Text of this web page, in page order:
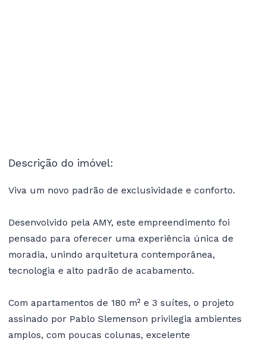
Descrição do imóvel:
Viva um novo padrão de exclusividade e conforto.
Desenvolvido pela AMY, este empreendimento foi
pensado para oferecer uma experiência única de
moradia, unindo arquitetura contemporânea,
tecnologia e alto padrão de acabamento.
Com apartamentos de 180 m² e 3 suítes, o projeto
assinado por Pablo Slemenson privilegia ambientes
amplos, com poucas colunas, excelente